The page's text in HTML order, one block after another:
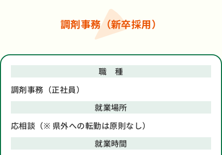
調剤事務（新卒採用）
職 種
調剤事務（正社員）
就業場所
応相談（※ 県外への転勤は原則なし）
就業時間